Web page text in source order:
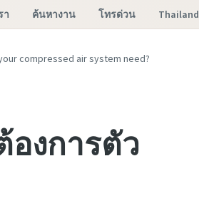
า ค้นหางาน โทรด่วน Thailand
compressed air system need?
งการตัว